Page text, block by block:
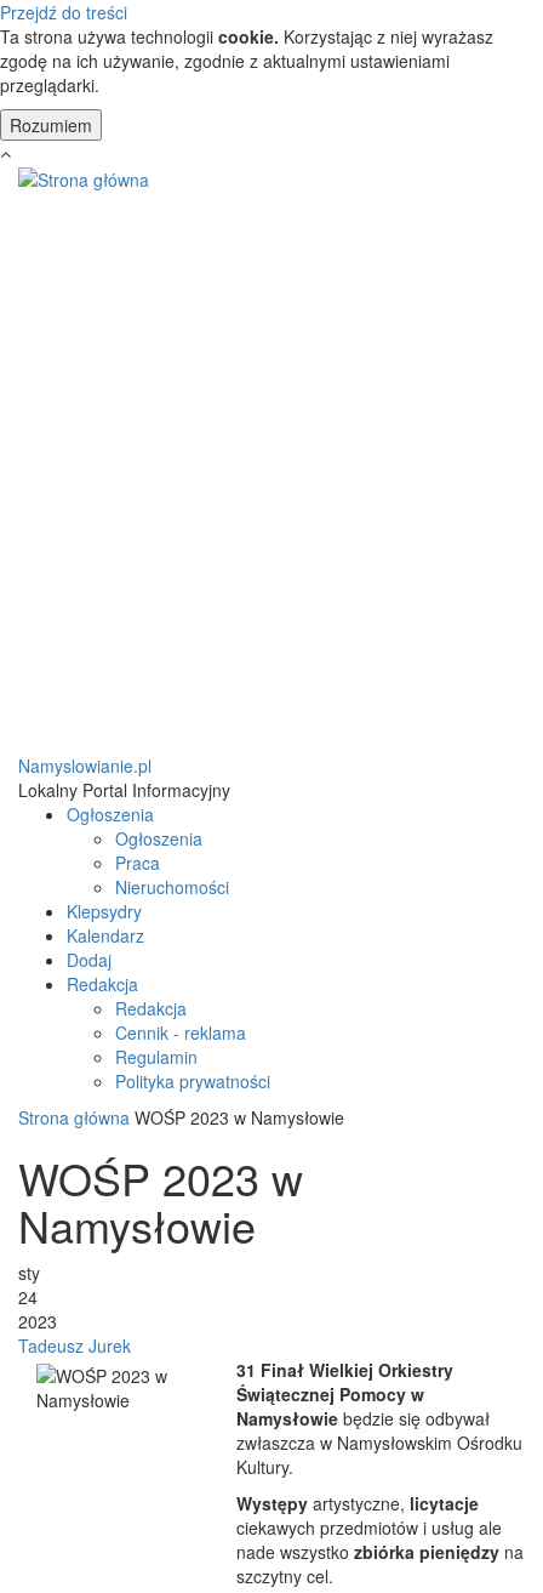
Przejdź do treści
Ta strona używa technologii cookie. Korzystając z niej wyrażasz
zgodę na ich używanie, zgodnie z aktualnymi ustawieniami
przeglądarki.
Namyslowianie.pl
Lokalny Portal Informacyjny
Ogłoszenia
Ogłoszenia
Praca
Nieruchomości
Klepsydry
Kalendarz
Dodaj
Redakcja
Redakcja
Cennik - reklama
Regulamin
Polityka prywatności
Strona główna WOŚP 2023 w Namysłowie
WOŚP 2023 w
Namysłowie
sty
24
2023
Tadeusz Jurek
31 Finał Wielkiej Orkiestry
Świątecznej Pomocy w
Namysłowie będzie się odbywał
zwłaszcza w Namysłowskim Ośrodku
Kultury.
Występy artystyczne, licytacje
ciekawych przedmiotów i usług ale
nade wszystko zbiórka pieniędzy na
szczytny cel.